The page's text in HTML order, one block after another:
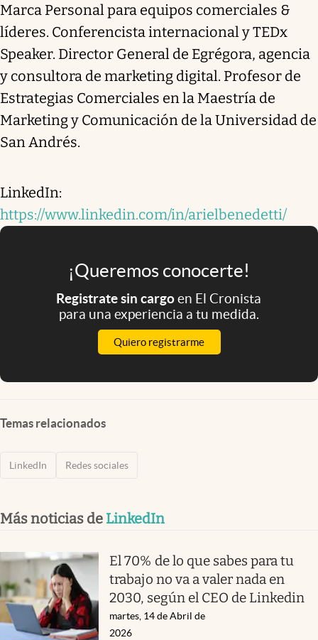
Marca Personal para equipos comerciales &
líderes. Conferencista internacional y TEDx
Speaker. Director General de Egrégora, agencia
y consultora de marketing digital. Profesor de
Estrategias Comerciales en la Maestría de
Marketing y Comunicación de la Universidad de
San Andrés.
LinkedIn:
https://www.linkedin.com/in/arielbenedetti/
¡Queremos conocerte!
Registrate sin cargoen El Cronista
para una experiencia a tu medida.
Quiero registrarme
Temas relacionados
LinkedIn Redes sociales
Más noticias de LinkedIn
El 70% de lo que sabes para tu
trabajo no va a valer nada en
2030, según el CEO de Linkedin
martes, 14 de Abril de
2026